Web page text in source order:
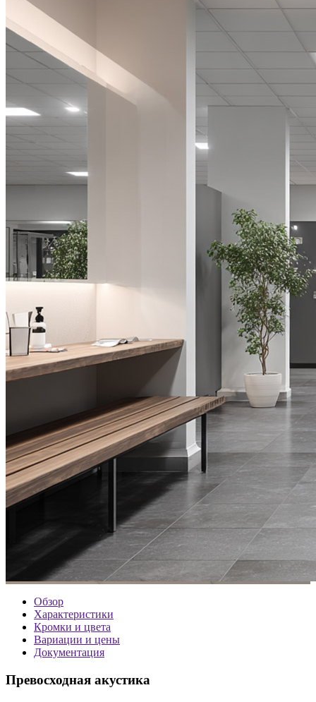
Обзор
Характеристики
Кромки и цвета
Вариации и цены
Документация
Превосходная акустика